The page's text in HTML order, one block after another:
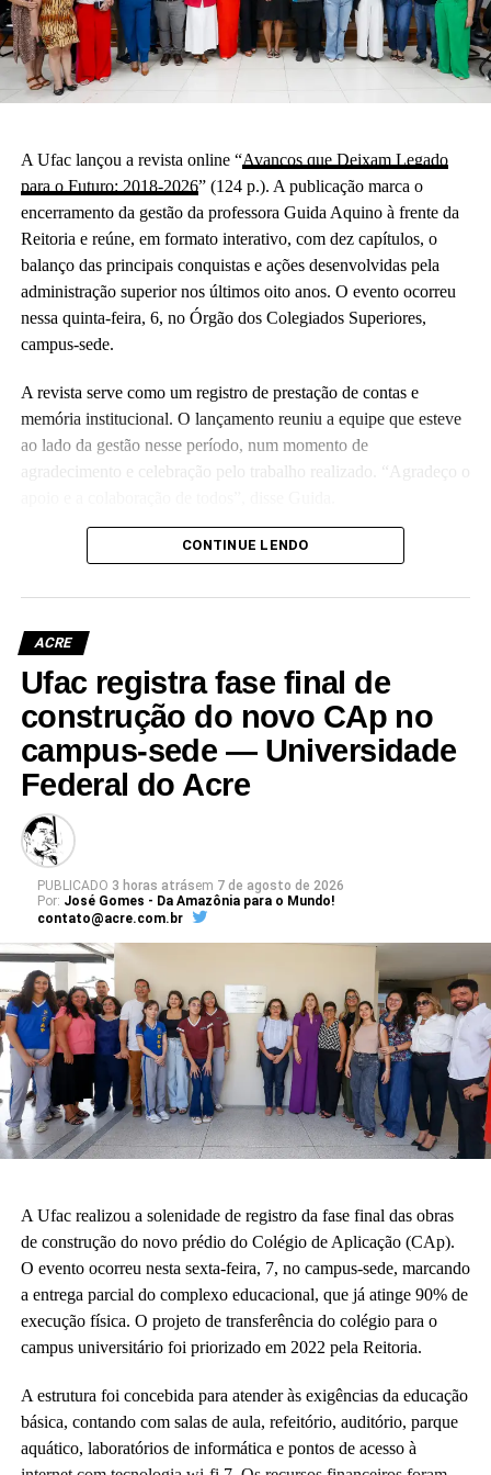
A Ufac lançou a revista online “Avanços que Deixam Legado
para o Futuro: 2018-2026” (124 p.). A publicação marca o
encerramento da gestão da professora Guida Aquino à frente da
Reitoria e reúne, em formato interativo, com dez capítulos, o
balanço das principais conquistas e ações desenvolvidas pela
administração superior nos últimos oito anos. O evento ocorreu
nessa quinta-feira, 6, no Órgão dos Colegiados Superiores,
campus-sede.
A revista serve como um registro de prestação de contas e
memória institucional. O lançamento reuniu a equipe que esteve
ao lado da gestão nesse período, num momento de
agradecimento e celebração pelo trabalho realizado. “Agradeço o
(Camila Barbosa, estagiária Ascom/Ufac)
Leia Mais: UFAC
CONTINUE LENDO
ACRE
Ufac registra fase final de
construção do novo CAp no
campus-sede — Universidade
Federal do Acre
PUBLICADO 3 horas atrásem 7 de agosto de 2026
Por: José Gomes - Da Amazônia para o Mundo!
contato@acre.com.br
A Ufac realizou a solenidade de registro da fase final das obras
de construção do novo prédio do Colégio de Aplicação (CAp).
O evento ocorreu nesta sexta-feira, 7, no campus-sede, marcando
a entrega parcial do complexo educacional, que já atinge 90% de
execução física. O projeto de transferência do colégio para o
campus universitário foi priorizado em 2022 pela Reitoria.
A estrutura foi concebida para atender às exigências da educação
básica, contando com salas de aula, refeitório, auditório, parque
aquático, laboratórios de informática e pontos de acesso à